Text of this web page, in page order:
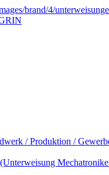
/ Produktion /